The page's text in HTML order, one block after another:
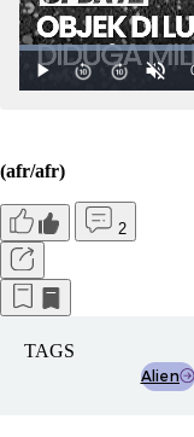
(afr/afr)
2
TAGS
Alien